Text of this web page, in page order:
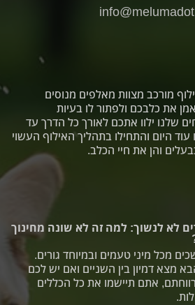
לא לנשוך: למה זה לא שונה מחינוך
מכל מיני טעמים ובמיוחד גורים.
מצא דמיון בין השניים ואם יש לכם
אתם תיישמו את כל הכללים
מורכב מצוות מאלפים מנוסים
את כלבכם ולפתור לו בעיות
שלנו ילוו אתכם לאורך כל הדרך עד
היום והתחילו בתהליך האילוף העשוי
והן את חיי הכלב.